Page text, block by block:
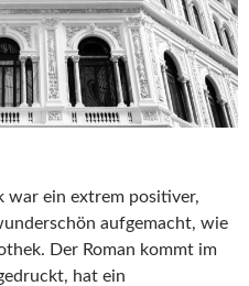
war ein extrem positiver,
aufgemacht, wie
Der Roman kommt im
hat ein